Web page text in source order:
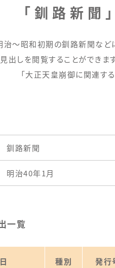
「釧路新聞
治～昭和初期の釧路新聞など
見出しを閲覧することができま
「大正天皇崩御に関連す
釧路新聞
明治40年1月
一覧
種別 発行